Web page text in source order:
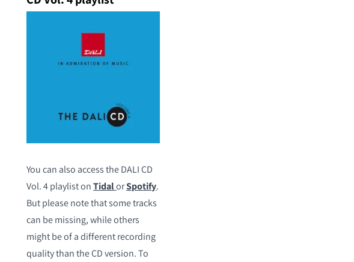
You can also access the DALI CD
Vol. 4 playlist onTidalorSpotify.
But please note that some tracks
can be missing, while others
might be of a different recording
quality than the CD version. To